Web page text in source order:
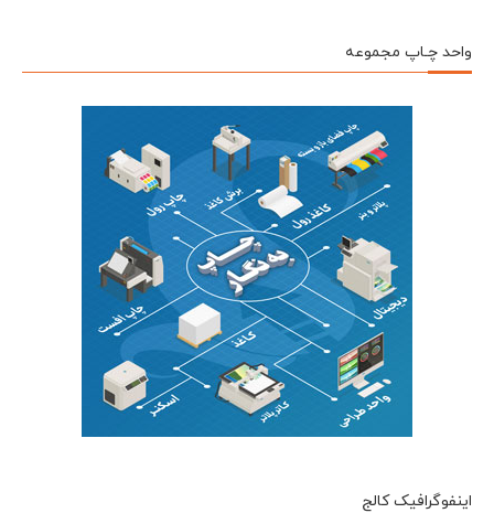
واحد چـاپ مجموعه
اینفوگرافیک کالج